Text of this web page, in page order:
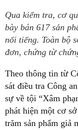
Qua kiểm tra, cơ
bày bán 617 sản
nổi tiếng. Toàn bộ
đơn, chứng từ
Theo thông tin từ
sát điều tra Công
sự về tội “Xâm
phát hiện một cơ
trăm sản phẩm giả